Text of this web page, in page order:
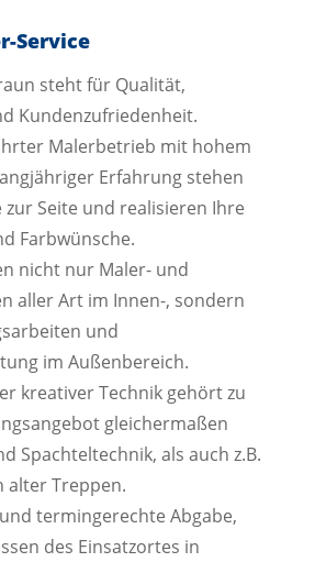
Service
steht für Qualität,
Kundenzufriedenheit.
Malerbetrieb mit hohem
Erfahrung stehen
Seite und realisieren Ihre
Farbwünsche.
nicht nur Maler- und
aller Art im Innen-, sondern
und
im Außenbereich.
kreativer Technik gehört zu
gleichermaßen
Spachteltechnik, als auch z.B.
alter Treppen.
termingerechte Abgabe,
des Einsatzortes in